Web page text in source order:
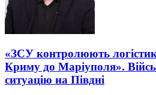
«ЗСУ контролюють
Криму до Маріуполя».
ситуацію на Півдні